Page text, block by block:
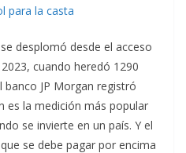
para la casta
desplomó desde el acceso
cuando heredó 1290
banco JP Morgan registró
es la medición más popular
se invierte en un país. Y el
se debe pagar por encima